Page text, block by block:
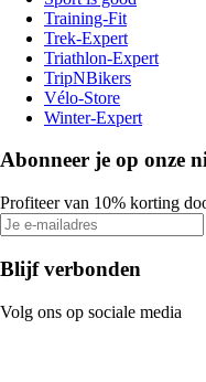
Training-Fit
Trek-Expert
Triathlon-Expert
TripNBikers
Vélo-Store
Winter-Expert
Abonneer je op onze
Profiteer van 10% korting
Blijf verbonden
Volg ons op sociale media